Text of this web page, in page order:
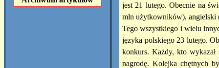
jest 21 lutego. Obecnie na
mln użytkowników), angielski
Tego wszystkiego i wielu
języka polskiego 23 lutego.
konkurs. Każdy, kto
nagrodę. Kolejka chętnych